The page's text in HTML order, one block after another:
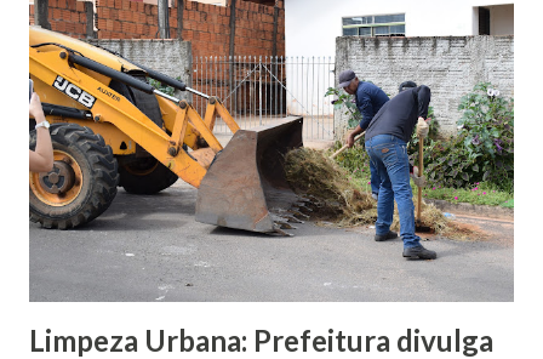
recursos da PNAB 2025, promovendo a transparência,
escuta ativa e inclusão democrática no planejamento das
políticas públicas culturais de nosso município. Participe,
dê sua contribuição e ajude a construir a política cultural da
Cidade de Pompeia. Para mais informações: 14 99606-1668
cultura@pompeia.sp.gov.br Diretora de Cultura: Lilian
Ferreira Lopes Foto / Fonte: Divulgação - Prefeitura
Municipal de Pompeia
Limpeza Urbana: Prefeitura divulga